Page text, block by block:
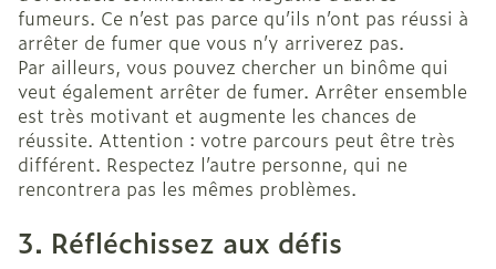
fumeurs. Ce n’est pas parce qu’ils n’ont pas réussi à
arrêter de fumer que vous n’y arriverez pas.
Par ailleurs, vous pouvez chercher un binôme qui
veut également arrêter de fumer. Arrêter ensemble
est très motivant et augmente les chances de
réussite. Attention : votre parcours peut être très
différent. Respectez l’autre personne, qui ne
rencontrera pas les mêmes problèmes.
3. Réfléchissez aux défis